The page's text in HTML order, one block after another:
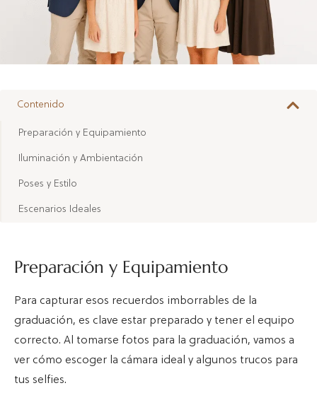
Contenido
Preparación y Equipamiento
Iluminación y Ambientación
Poses y Estilo
Escenarios Ideales
Preparación y Equipamiento
Para capturar esos recuerdos imborrables de la
graduación, es clave estar preparado y tener el equipo
correcto. Al tomarse fotos para la graduación, vamos a
ver cómo escoger la cámara ideal y algunos trucos para
tus selfies.